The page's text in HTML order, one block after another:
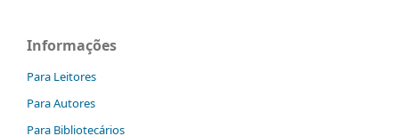
Informações
Para Leitores
Para Autores
Para Bibliotecários